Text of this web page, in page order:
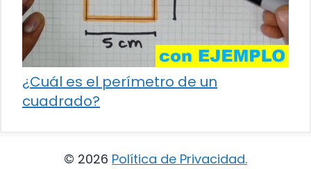
¿Cuál es el perímetro de un
cuadrado?
© 2026 Política de Privacidad.